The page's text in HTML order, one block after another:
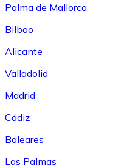
Palma de Mallorca
Bilbao
Alicante
Valladolid
Madrid
Cádiz
Baleares
Las Palmas